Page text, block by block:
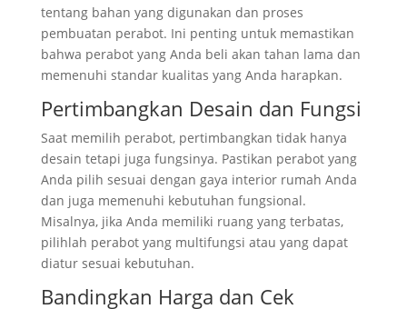
tentang bahan yang digunakan dan proses
pembuatan perabot. Ini penting untuk memastikan
bahwa perabot yang Anda beli akan tahan lama dan
memenuhi standar kualitas yang Anda harapkan.
Pertimbangkan Desain dan Fungsi
Saat memilih perabot, pertimbangkan tidak hanya
desain tetapi juga fungsinya. Pastikan perabot yang
Anda pilih sesuai dengan gaya interior rumah Anda
dan juga memenuhi kebutuhan fungsional.
Misalnya, jika Anda memiliki ruang yang terbatas,
pilihlah perabot yang multifungsi atau yang dapat
diatur sesuai kebutuhan.
Bandingkan Harga dan Cek